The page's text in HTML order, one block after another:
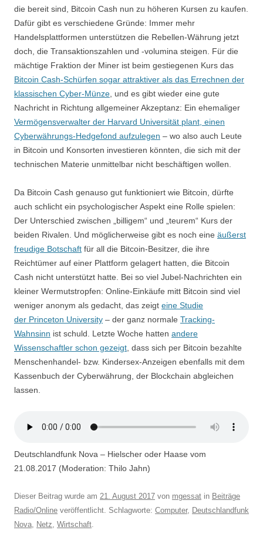
die bereit sind, Bitcoin Cash nun zu höheren Kursen zu kaufen.
Dafür gibt es verschiedene Gründe: Immer mehr
Handelsplattformen unterstützen die Rebellen-Währung jetzt
doch, die Transaktionszahlen und -volumina steigen. Für die
mächtige Fraktion der Miner ist beim gestiegenen Kurs das
Bitcoin Cash-Schürfen sogar attraktiver als das Errechnen der
klassischen Cyber-Münze , und es gibt wieder eine gute
Nachricht in Richtung allgemeiner Akzeptanz: Ein ehemaliger
Vermögensverwalter der Harvard Universität plant, einen
Cyberwährungs-Hedgefond aufzulegen – wo also auch Leute
in Bitcoin und Konsorten investieren könnten, die sich mit der
technischen Materie unmittelbar nicht beschäftigen wollen.
Da Bitcoin Cash genauso gut funktioniert wie Bitcoin, dürfte
auch schlicht ein psychologischer Aspekt eine Rolle spielen:
Der Unterschied zwischen „billigem“ und „teurem“ Kurs der
beiden Rivalen. Und möglicherweise gibt es noch eine äußerst
freudige Botschaft für all die Bitcoin-Besitzer, die ihre
Reichtümer auf einer Plattform gelagert hatten, die Bitcoin
Cash nicht unterstützt hatte. Bei so viel Jubel-Nachrichten ein
kleiner Wermutstropfen: Online-Einkäufe mitt Bitcoin sind viel
weniger anonym als gedacht, das zeigt eine Studie
der Princeton University – der ganz normale Tracking-
Wahnsinn ist schuld. Letzte Woche hatten andere
Wissenschaftler schon gezeigt , dass sich per Bitcoin bezahlte
Menschenhandel- bzw. Kindersex-Anzeigen ebenfalls mit dem
Kassenbuch der Cyberwährung, der Blockchain abgleichen
lassen.
Deutschlandfunk Nova – Hielscher oder Haase vom
21.08.2017 (Moderation: Thilo Jahn)
Dieser Beitrag wurde am 21. August 2017 von mgessat in Beiträge
Radio/Online veröffentlicht. Schlagworte: Computer, Deutschlandfunk
Nova Netz Wirtschaft